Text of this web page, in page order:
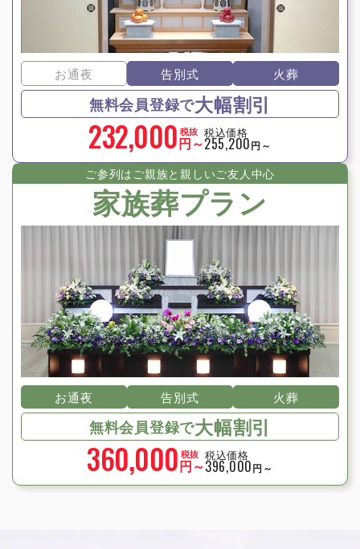
お通夜 告別式 火葬
無料会員登録で大幅割引
232,000 税抜
円～
税込価格
255,200円～
ご参列はご親族と親しいご友⼈中⼼
家族葬プラン
お通夜 告別式 火葬
無料会員登録で大幅割引
360,000 税抜
円～
税込価格
396,000円～